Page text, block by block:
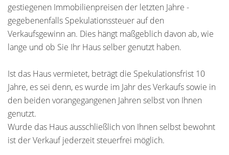
gestiegenen Immobilienpreisen der letzten Jahre -
gegebenenfalls Spekulationssteuer auf den
Verkaufsgewinn an. Dies hängt maßgeblich davon ab, wie
lange und ob Sie Ihr Haus selber genutzt haben.
Ist das Haus vermietet, beträgt die Spekulationsfrist 10
Jahre, es sei denn, es wurde im Jahr des Verkaufs sowie in
den beiden vorangegangenen Jahren selbst von Ihnen
genutzt.
Wurde das Haus ausschließlich von Ihnen selbst bewohnt
ist der Verkauf jederzeit steuerfrei möglich.